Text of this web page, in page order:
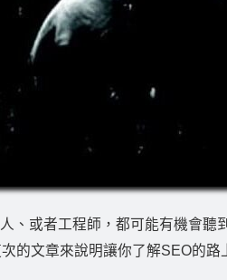
、或者工程師，都可能有機會
的文章來說明讓你了解SEO的路